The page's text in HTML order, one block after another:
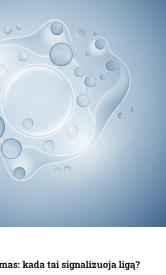
kada tai signalizuoja ligą?